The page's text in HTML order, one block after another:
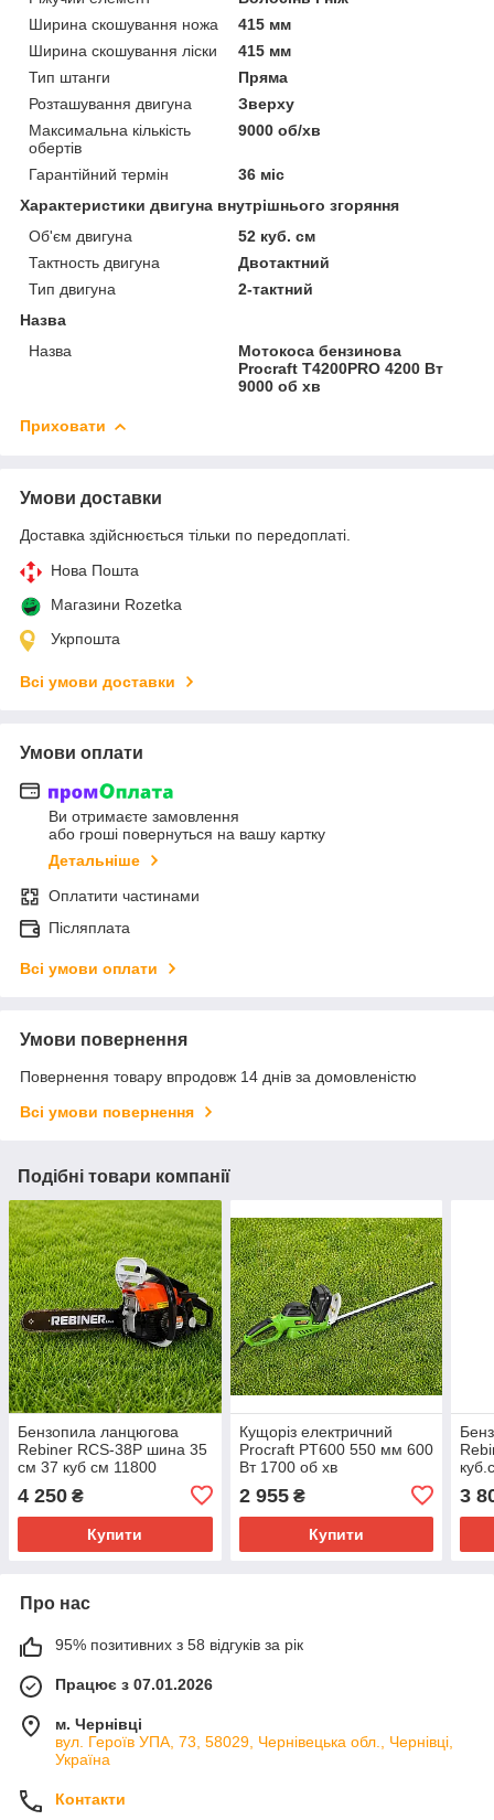
Ширина скошування ножа
415 мм
Ширина скошування ліски
415 мм
Тип штанги
Пряма
Розташування двигуна
Зверху
Максимальна кількість
обертів
9000 об/хв
Гарантійний термін
36 міс
Характеристики двигуна внутрішнього згоряння
Об'єм двигуна
52 куб. см
Тактность двигуна
Двотактний
Тип двигуна
2-тактний
Назва
Назва
Мотокоса бензинова
Procraft T4200PRO 4200 Вт
9000 об хв
Приховати
Умови доставки
Доставка здійснюється тільки по передоплаті.
Нова Пошта
Магазини Rozetka
Укрпошта
Всі умови доставки
Умови оплати
Ви отримаєте замовлення
або гроші повернуться на вашу картку
Детальніше
Оплатити частинами
Післяплата
Всі умови оплати
Умови повернення
Повернення товару впродовж 14 днів за домовленістю
Всі умови повернення
Подібні товари компанії
Бензопила ланцюгова
Rebiner RCS-38P шина 35
см 37 куб см 11800
4 250 ₴
Купити
Кущоріз електричний
Procraft PT600 550 мм 600
Вт 1700 об хв
2 955₴
Купити
3
Про нас
95% позитивних з 58 відгуків за рік
Працює з 07.01.2026
м. Чернівці
вул. Героїв УПА, 73, 58029, Чернівецька обл., Чернівці,
Україна
Контакти